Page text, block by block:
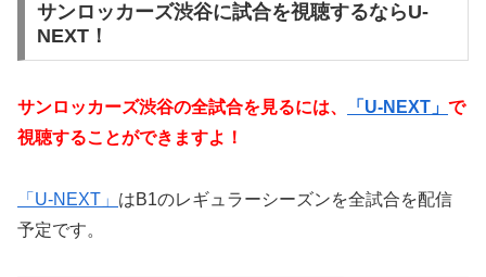
サンロッカーズ渋谷に試合を視聴するならU-
NEXT！
サンロッカーズ渋谷の全試合を見るには、 「U-NEXT」 で
視聴することができますよ！
「U-NEXT」 はB1のレギュラーシーズンを全試合を配信
予定です。